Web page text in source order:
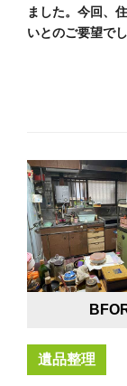
ました。今回、
いとのご要望で
遺品整理